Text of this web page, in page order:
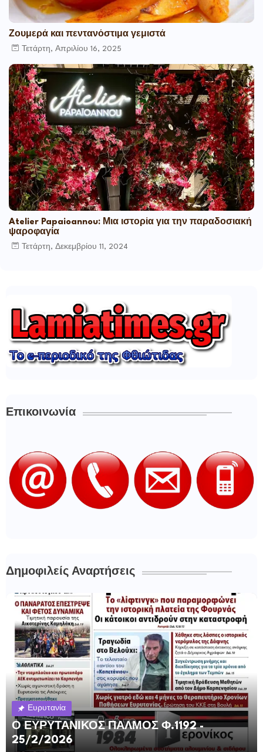
Ζουμερά και πεντανόστιμα γεμιστά
Τετάρτη, Απριλίου 16, 2025
Atelier Papaioannou: Μια ιστορία για την παραδοσιακή
ψαροφαγία
Τετάρτη, Δεκεμβρίου 11, 2024
Επικοινωνία
Δημοφιλείς Αναρτήσεις
Ευρυτανία
Ο ΕΥΡΥΤΑΝΙΚΟΣ ΠΑΛΜΟΣ Φ.1192 -
25/2/2026